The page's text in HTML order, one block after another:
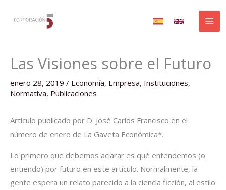
Las Visiones sobre el Futuro
enero 28, 2019 / Economía, Empresa, Instituciones,
Normativa, Publicaciones
Artículo publicado por D. José Carlos Francisco en el
número de enero de La Gaveta Económica*.
Lo primero que debemos aclarar es qué entendemos (o
entiendo) por futuro en este artículo. Normalmente, la
gente espera un relato parecido a la ciencia ficción, al estilo